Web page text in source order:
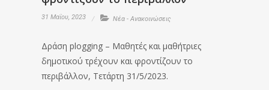
31 Μαΐου, 2023 Νέα - Ανακοινώσεις
Δράση plogging – Μαθητές και μαθήτριες
δημοτικού τρέχουν και φροντίζουν το
περιβάλλον, Τετάρτη 31/5/2023.